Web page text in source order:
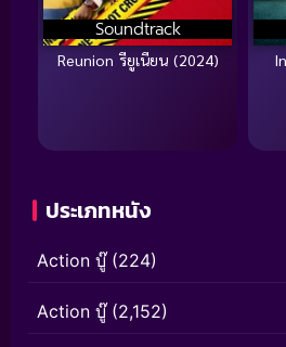
Soundtrack
Reunion รียูเนียน (2024)
ประเภทหนัง
Action บู๊(224)
Action บู๊(2,152)